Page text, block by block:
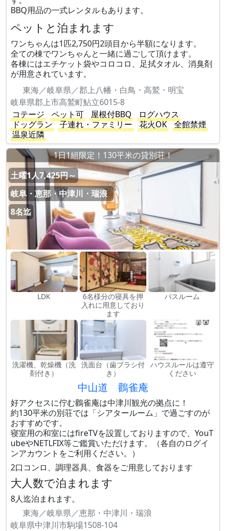
BBQ用品の一式レンタルもあります。
ペットと泊まれます
ワンちゃんは1匹2,750円2頭目から半額になります。
全ての棟でワンちゃんと一緒に過ごして頂けます。
各棟にはエチケット袋やコロコロ、足拭タオル、消臭剤
が用意されています。
東海／岐阜県／郡上八幡・白鳥・高鷲・明宝
岐阜県郡上市高鷲町鮎立6015-8
コテージ
ペット可 屋根付BBQ
ログハウス
ドッグラン
子連れ・ファミリー 花火OK
全館禁煙
温泉近隣
1日1組限定！130平米の貸別荘！
土曜1人7,425円～
岐阜・恵那・中津川・瑞浪
8名迄
LDK
6名様分の寝具を押
入れに用意しており
ます
バスルーム
洗濯機、乾燥機（洗
剤付き）
洗面台（歯ブラシ付
き）
ハウスルールは遵守
ください
中山道 鸛雀庵
好アクセスに佇む鸛雀庵は中津川観光の拠点に！
約130平米の別荘では「シアタールーム」で過ごすのが
おすすめです。
寝室用の和室にはfireTVを設置しておりますので、YouT
ubeやNETLFIX等ご鑑賞いただけます。（各自のログイ
ンアカウントをご利用ください。）
2口コンロ、調理器具、食器をご用意しております
大人数で泊まれます
8人迄泊まれます。
東海／岐阜県／恵那・中津川・瑞浪
岐阜県中津川市駒場1508-104